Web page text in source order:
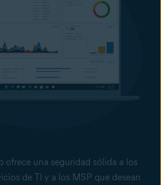
ofrece una seguridad sólida a los
de TI y a los MSP que desean